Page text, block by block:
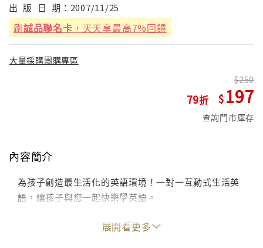
出 版 日 期： 2007/11/25
刷誠品聯名卡 ，天天享最高7%回饋
大量採購團購專區
79
250
197
查詢門市庫存
內容簡介
為孩子創造最生活化的英語環境！一對一互動式生活英
語，讓孩子與您一起快樂學英語。
展開看更多